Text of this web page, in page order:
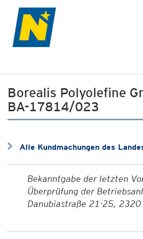
Borealis Polyolefine
BA-17814/023
Alle Kundmachungen des
Bekanntgabe der letzten
Überprüfung der
Danubiastraße 21-25, 2320